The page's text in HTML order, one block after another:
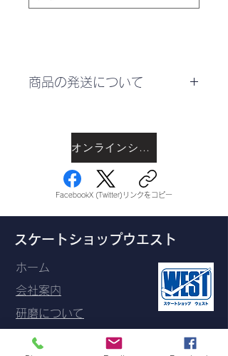
商品の発送について
トにて都道府県と郵便番号を入力
したら送料を表示します。
オンラインショップで購入
FacebookX (Twitter) リンクをコピー
スケートショップウエスト
ホーム
会社案内
研磨について
お問い合わせ